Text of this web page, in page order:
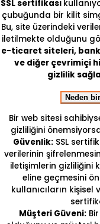
SSL sertifikası
çubuğunda bir kilit
Bu, site üzerindeki
iletilmekte olduğunu
e-ticaret siteleri,
ve diğer çevrimiçi
gizlilik
Neden
Bir web sitesi
gizliliğini
Güvenlik:SSL
verilerinin
iletişimlerin gizliliğini
eline geçmesini
kullanıcıların
Müşteri Güveni:Bir